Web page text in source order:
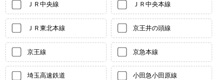
ＪＲ中央線 ＪＲ中央本線
ＪＲ東北本線 京王井の頭線
京王線 京急本線
埼玉高速鉄道 小田急小田原線